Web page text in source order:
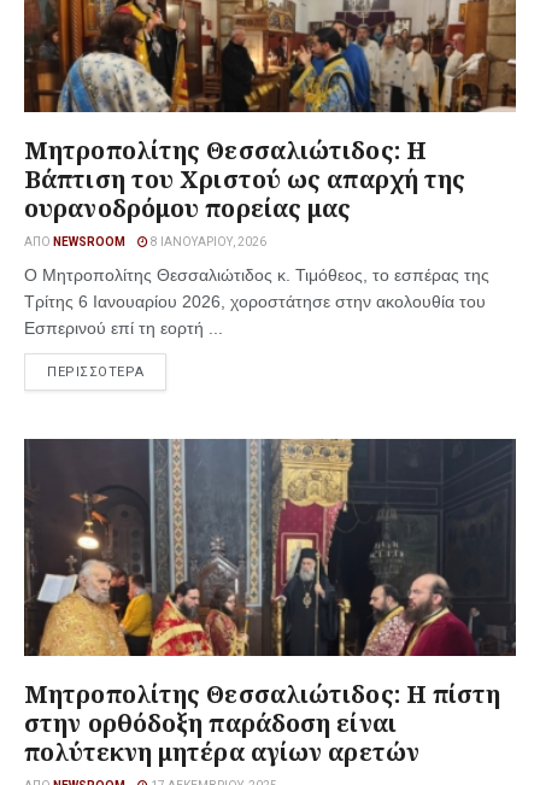
Μητροπολίτης Θεσσαλιώτιδος: Η
Βάπτιση του Χριστού ως απαρχή της
ουρανοδρόμου πορείας μας
ΑΠΌ NEWSROOM 8 ΙΑΝΟΥΑΡΊΟΥ, 2026
Ο Μητροπολίτης Θεσσαλιώτιδος κ. Τιμόθεος, το εσπέρας της
Τρίτης 6 Ιανουαρίου 2026, χοροστάτησε στην ακολουθία του
Εσπερινού επί τη εορτή ...
ΠΕΡΙΣΣΟΤΕΡΑ
Μητροπολίτης Θεσσαλιώτιδος: Η πίστη
στην ορθόδοξη παράδοση είναι
πολύτεκνη μητέρα αγίων αρετών